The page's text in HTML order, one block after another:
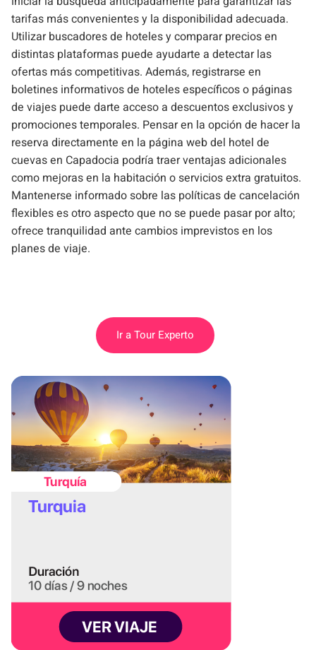
tarifas más convenientes y la disponibilidad adecuada.
Utilizar buscadores de hoteles y comparar precios en
distintas plataformas puede ayudarte a detectar las
ofertas más competitivas. Además, registrarse en
boletines informativos de hoteles específicos o páginas
de viajes puede darte acceso a descuentos exclusivos y
promociones temporales. Pensar en la opción de hacer la
reserva directamente en la página web del hotel de
cuevas en Capadocia podría traer ventajas adicionales
como mejoras en la habitación o servicios extra gratuitos.
Mantenerse informado sobre las políticas de cancelación
flexibles es otro aspecto que no se puede pasar por alto;
ofrece tranquilidad ante cambios imprevistos en los
planes de viaje.
Ir a Tour Experto